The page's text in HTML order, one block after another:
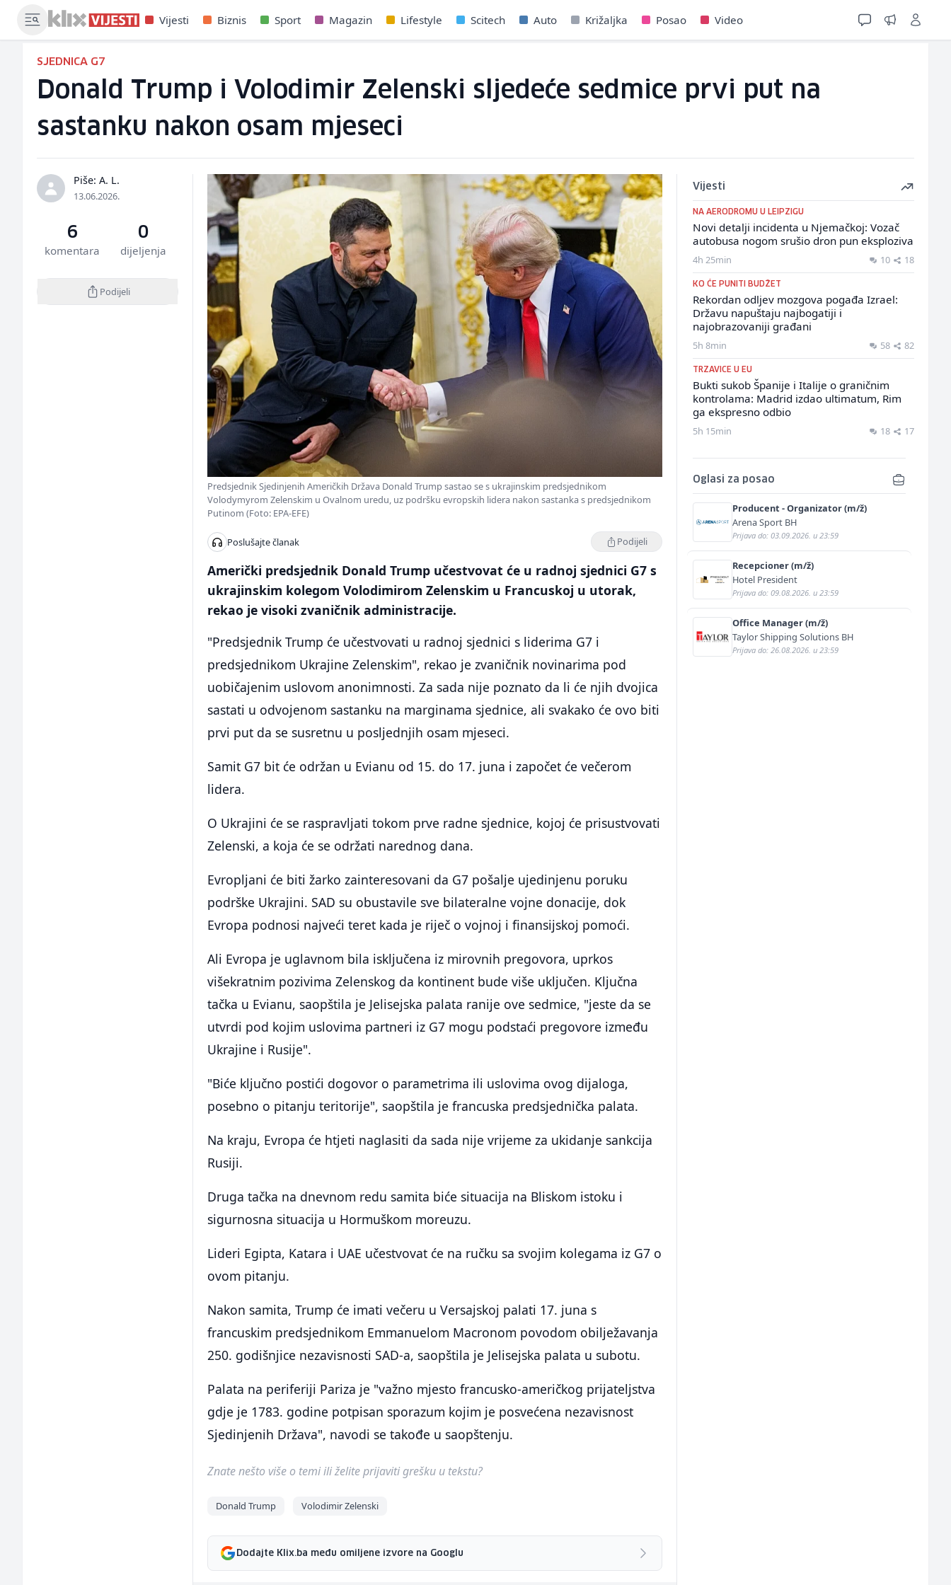
Vijesti Biznis Sport Magazin Lifestyle Scitech Auto Križaljka Posao Video
SJEDNICA G7
Donald Trump i Volodimir Zelenski sljedeće sedmice prvi put na
sastanku nakon osam mjeseci
Piše: A. L.
13.06.2026.
6
komentara
0
dijeljenja
Podijeli
Predsjednik Sjedinjenih Američkih Država Donald Trump sastao se s ukrajinskim predsjednikom
Volodymyrom Zelenskim u Ovalnom uredu, uz podršku evropskih lidera nakon sastanka s predsjednikom
Putinom (Foto: EPA-EFE)
Poslušajte članak Podijeli
Američki predsjednik Donald Trump učestvovat će u radnoj sjednici G7 s
ukrajinskim kolegom Volodimirom Zelenskim u Francuskoj u utorak,
rekao je visoki zvaničnik administracije.
"Predsjednik Trump će učestvovati u radnoj sjednici s liderima G7 i
predsjednikom Ukrajine Zelenskim", rekao je zvaničnik novinarima pod
uobičajenim uslovom anonimnosti. Za sada nije poznato da li će njih dvojica
sastati u odvojenom sastanku na marginama sjednice, ali svakako će ovo biti
prvi put da se susretnu u posljednjih osam mjeseci.
Samit G7 bit će održan u Evianu od 15. do 17. juna i započet će večerom
lidera.
O Ukrajini će se raspravljati tokom prve radne sjednice, kojoj će prisustvovati
Zelenski, a koja će se održati narednog dana.
Evropljani će biti žarko zainteresovani da G7 pošalje ujedinjenu poruku
podrške Ukrajini. SAD su obustavile sve bilateralne vojne donacije, dok
Evropa podnosi najveći teret kada je riječ o vojnoj i finansijskoj pomoći.
Ali Evropa je uglavnom bila isključena iz mirovnih pregovora, uprkos
višekratnim pozivima Zelenskog da kontinent bude više uključen. Ključna
tačka u Evianu, saopštila je Jelisejska palata ranije ove sedmice, "jeste da se
utvrdi pod kojim uslovima partneri iz G7 mogu podstaći pregovore između
Ukrajine i Rusije".
"Biće ključno postići dogovor o parametrima ili uslovima ovog dijaloga,
posebno o pitanju teritorije", saopštila je francuska predsjednička palata.
Na kraju, Evropa će htjeti naglasiti da sada nije vrijeme za ukidanje sankcija
Rusiji.
Druga tačka na dnevnom redu samita biće situacija na Bliskom istoku i
sigurnosna situacija u Hormuškom moreuzu.
Lideri Egipta, Katara i UAE učestvovat će na ručku sa svojim kolegama iz G7 o
ovom pitanju.
Nakon samita, Trump će imati večeru u Versajskoj palati 17. juna s
francuskim predsjednikom Emmanuelom Macronom povodom obilježavanja
250. godišnjice nezavisnosti SAD-a, saopštila je Jelisejska palata u subotu.
Palata na periferiji Pariza je "važno mjesto francusko-američkog prijateljstva
gdje je 1783. godine potpisan sporazum kojim je posvećena nezavisnost
Sjedinjenih Država", navodi se takođe u saopštenju.
Znate nešto više o temi ili želite prijaviti grešku u tekstu?
Donald Trump Volodimir Zelenski
Dodajte Klix.ba među omiljene izvore na Googlu
Vijesti
NA AERODROMU U LEIPZIGU
Novi detalji incidenta u Njemačkoj: Vozač
autobusa nogom srušio dron pun eksploziva
4h 25min 10 18
KO ĆE PUNITI BUDŽET
Rekordan odljev mozgova pogađa Izrael:
Državu napuštaju najbogatiji i
najobrazovaniji građani
5h 8min 58 82
TRZAVICE U EU
Bukti sukob Španije i Italije o graničnim
kontrolama: Madrid izdao ultimatum, Rim
ga ekspresno odbio
5h 15min 18 17
Oglasi za posao
Producent - Organizator (m/ž)
Arena Sport BH
Prijava do: 03.09.2026. u 23:59
Recepcioner (m/ž)
Hotel President
Prijava do: 09.08.2026. u 23:59
Office Manager (m/ž)
Taylor Shipping Solutions BH
Prijava do: 26.08.2026. u 23:59